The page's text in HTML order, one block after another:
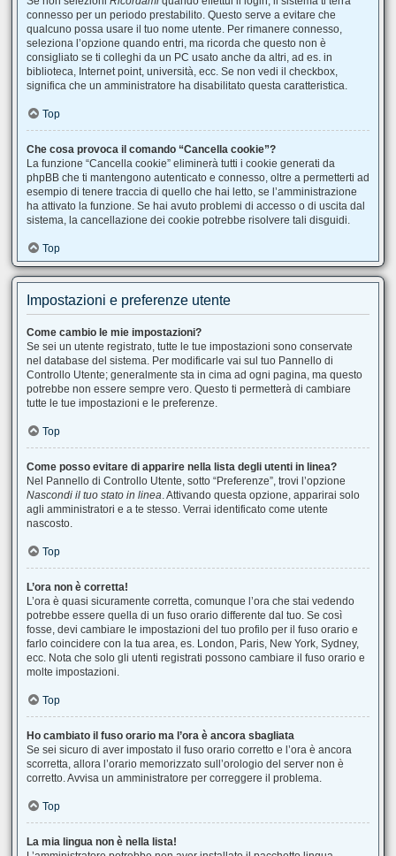
connesso per un periodo prestabilito. Questo serve a evitare che
qualcuno possa usare il tuo nome utente. Per rimanere connesso,
seleziona l’opzione quando entri, ma ricorda che questo non è
consigliato se ti colleghi da un PC usato anche da altri, ad es. in
biblioteca, Internet point, università, ecc. Se non vedi il checkbox,
significa che un amministratore ha disabilitato questa caratteristica.
Top
Che cosa provoca il comando “Cancella cookie”?
La funzione “Cancella cookie” eliminerà tutti i cookie generati da
phpBB che ti mantengono autenticato e connesso, oltre a permetterti ad
esempio di tenere traccia di quello che hai letto, se l’amministrazione
ha attivato la funzione. Se hai avuto problemi di accesso o di uscita dal
sistema, la cancellazione dei cookie potrebbe risolvere tali disguidi.
Top
Impostazioni e preferenze utente
Come cambio le mie impostazioni?
Se sei un utente registrato, tutte le tue impostazioni sono conservate
nel database del sistema. Per modificarle vai sul tuo Pannello di
Controllo Utente; generalmente sta in cima ad ogni pagina, ma questo
potrebbe non essere sempre vero. Questo ti permetterà di cambiare
tutte le tue impostazioni e le preferenze.
Top
Come posso evitare di apparire nella lista degli utenti in linea?
Nel Pannello di Controllo Utente, sotto “Preferenze”, trovi l’opzione
Nascondi il tuo stato in linea. Attivando questa opzione, apparirai solo
agli amministratori e a te stesso. Verrai identificato come utente
nascosto.
Top
L’ora non è corretta!
L’ora è quasi sicuramente corretta, comunque l’ora che stai vedendo
potrebbe essere quella di un fuso orario differente dal tuo. Se così
fosse, devi cambiare le impostazioni del tuo profilo per il fuso orario e
farlo coincidere con la tua area, es. London, Paris, New York, Sydney,
ecc. Nota che solo gli utenti registrati possono cambiare il fuso orario e
molte impostazioni.
Top
Ho cambiato il fuso orario ma l’ora è ancora sbagliata
Se sei sicuro di aver impostato il fuso orario corretto e l’ora è ancora
scorretta, allora l’orario memorizzato sull’orologio del server non è
corretto. Avvisa un amministratore per correggere il problema.
Top
La mia lingua non è nella lista!